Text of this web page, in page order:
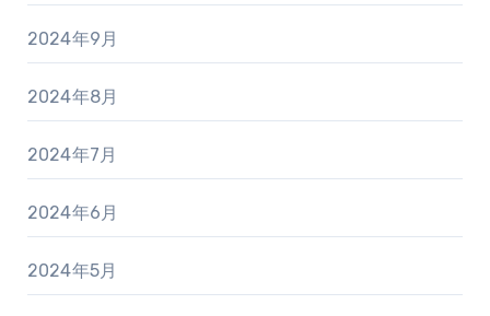
2024年9月
2024年8月
2024年7月
2024年6月
2024年5月